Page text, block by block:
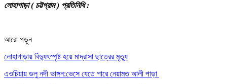
লোহাগাড়া ( চট্টগ্রাম ) প্রতিনিধি :
আরো পড়ুন
লোহাগাড়ায় বিদ্যুৎস্পৃষ্ট হয়ে মাদ্রাসা ছাত্রের মৃত্যু
এওচিয়ায় ডলু নদী ভাঙ্গন:ভেসে যেতে পারে নেয়ামত আলী পাড়া